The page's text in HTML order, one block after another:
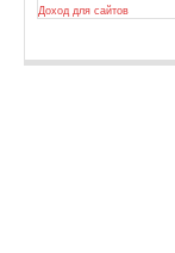
Доход для сайтов